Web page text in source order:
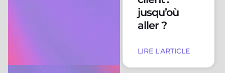
jusqu’où
aller ?
LIRE L'ARTICLE